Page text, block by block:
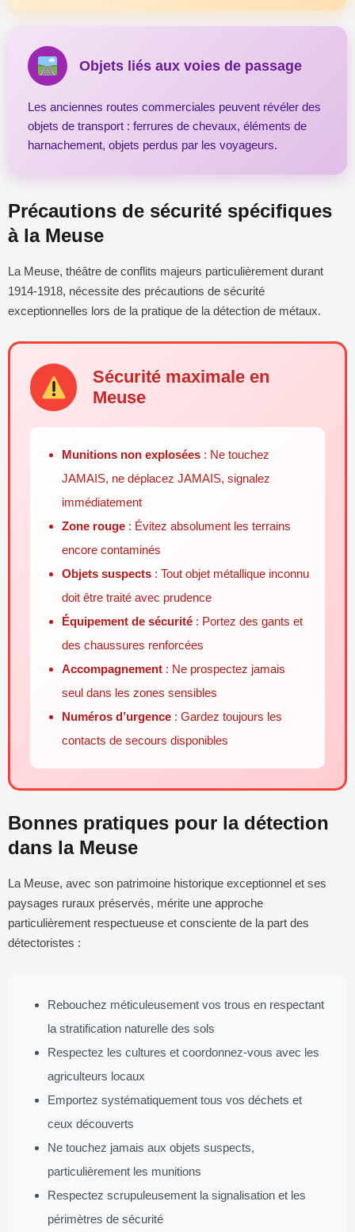
Objets liés aux voies de passage
Les anciennes routes commerciales peuvent révéler des
objets de transport : ferrures de chevaux, éléments de
harnachement, objets perdus par les voyageurs.
Précautions de sécurité spécifiques
à la Meuse
La Meuse, théâtre de conflits majeurs particulièrement durant
1914-1918, nécessite des précautions de sécurité
exceptionnelles lors de la pratique de la détection de métaux.
Sécurité maximale en
Meuse
Munitions non explosées : Ne touchez
JAMAIS, ne déplacez JAMAIS, signalez
immédiatement
Zone rouge : Évitez absolument les terrains
encore contaminés
Objets suspects : Tout objet métallique inconnu
doit être traité avec prudence
Équipement de sécurité : Portez des gants et
des chaussures renforcées
Accompagnement : Ne prospectez jamais
seul dans les zones sensibles
Numéros d’urgence : Gardez toujours les
contacts de secours disponibles
Bonnes pratiques pour la détection
dans la Meuse
La Meuse, avec son patrimoine historique exceptionnel et ses
paysages ruraux préservés, mérite une approche
particulièrement respectueuse et consciente de la part des
détectoristes :
Rebouchez méticuleusement vos trous en respectant
la stratification naturelle des sols
Respectez les cultures et coordonnez-vous avec les
agriculteurs locaux
Emportez systématiquement tous vos déchets et
ceux découverts
Ne touchez jamais aux objets suspects,
particulièrement les munitions
Respectez scrupuleusement la signalisation et les
périmètres de sécurité